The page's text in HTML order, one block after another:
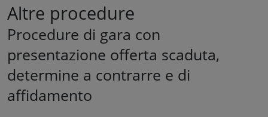
Altre procedure
Procedure di gara con
presentazione offerta scaduta,
determine a contrarre e di
affidamento